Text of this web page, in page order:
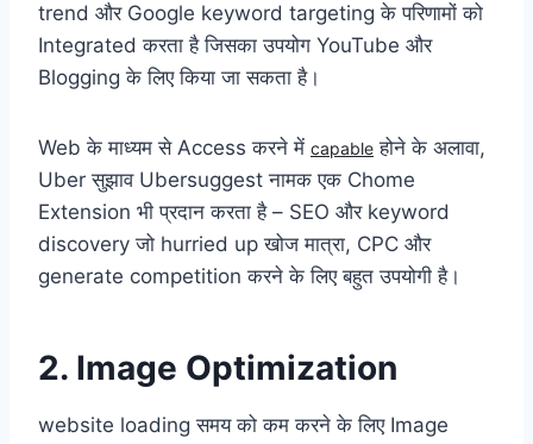
trend और Google keyword targeting के परिणामों को
Integrated करता है जिसका उपयोग YouTube और
Blogging के लिए किया जा सकता है।
Web के माध्यम से Access करने में capable होने के अलावा,
Uber सुझाव Ubersuggest नामक एक Chome
Extension भी प्रदान करता है – SEO और keyword
discovery जो hurried up खोज मात्रा, CPC और
generate competition करने के लिए बहुत उपयोगी है।
2. Image Optimization
website loading समय को कम करने के लिए Image